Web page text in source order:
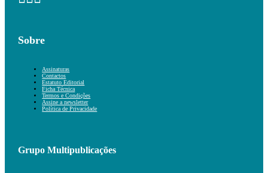
Sobre
Assinaturas
Contactos
Estatuto Editorial
Ficha Técnica
Termos e Condições
Assine a newsletter
Política de Privacidade
Grupo Multipublicações